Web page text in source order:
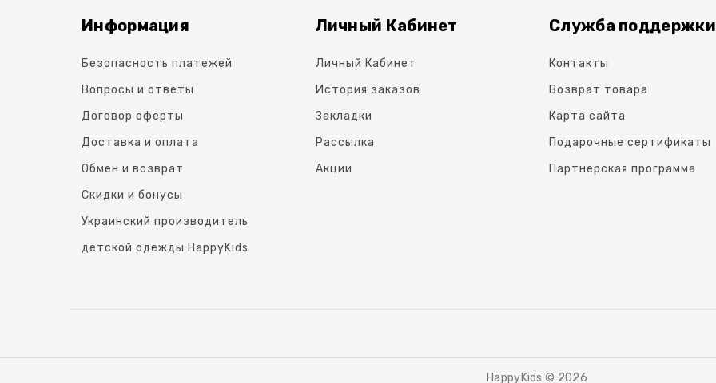
Информация
Безопасность платежей
Вопросы и ответы
Договор оферты
Доставка и оплата
Обмен и возврат
Скидки и бонусы
Украинский производитель
детской одежды HappyKids
Личный Кабинет
Личный Кабинет
История заказов
Закладки
Рассылка
Акции
Служба поддержки
Контакты
Возврат товара
Карта сайта
Подарочные сертификаты
Партнерская программа
HappyKids © 2026